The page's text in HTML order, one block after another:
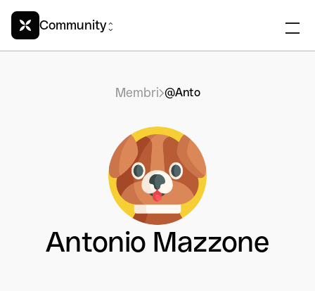
Community
Membri @Anto
Antonio Mazzone